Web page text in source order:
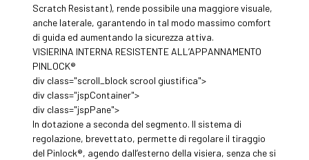
Scratch Resistant), rende possibile una maggiore visuale,
anche laterale, garantendo in tal modo massimo comfort
di guida ed aumentando la sicurezza attiva.
VISIERINA INTERNA RESISTENTE ALL’APPANNAMENTO
PINLOCK®
div class="scroll_block scrool giustifica">
div class="jspContainer">
div class="jspPane">
In dotazione a seconda del segmento. Il sistema di
regolazione, brevettato, permette di regolare il tiraggio
del Pinlock®, agendo dall’esterno della visiera, senza che si